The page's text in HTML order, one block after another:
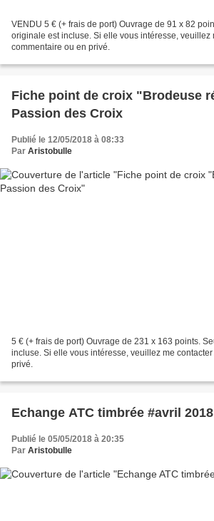
VENDU 5 € (+ frais de port) Ouvrage de 91 x 82
originale est incluse. Si elle vous intéresse, veuillez
commentaire ou en privé.
Fiche point de croix "Brodeuse
Passion des Croix
Publié le 12/05/2018 à 08:33
Par Aristobulle
5 € (+ frais de port) Ouvrage de 231 x 163 points.
incluse. Si elle vous intéresse, veuillez me
privé.
Echange ATC timbrée #avril 2018
Publié le 05/05/2018 à 20:35
Par Aristobulle